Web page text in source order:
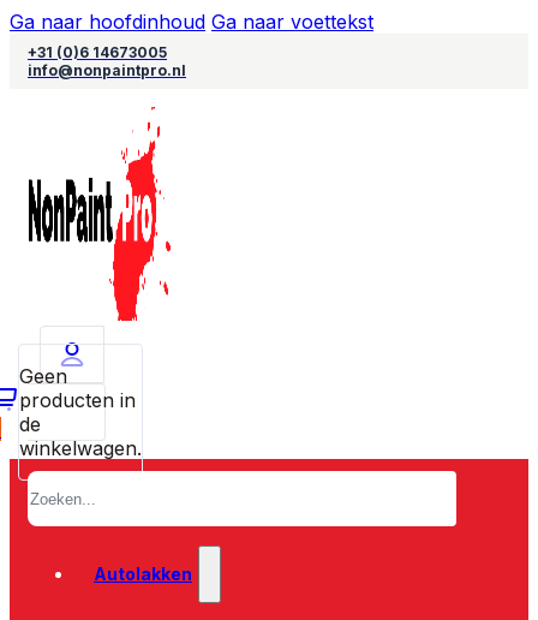
Ga naar hoofdinhoud Ga naar voettekst
+31 (0)6 14673005
info@nonpaintpro.nl
Geen
producten in
de
winkelwagen.
Zoeken
Autolakken